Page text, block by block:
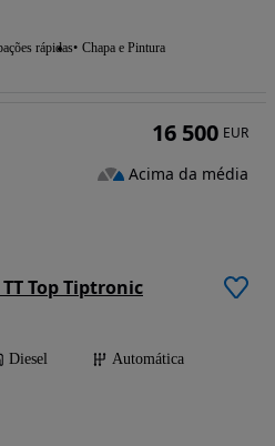
rápidas Chapa e Pintura
TT Top Tiptronic
Diesel
Automática
16 500 EUR
Acima da média